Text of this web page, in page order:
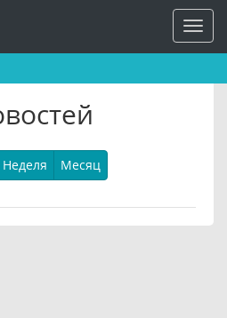
Неделя Месяц